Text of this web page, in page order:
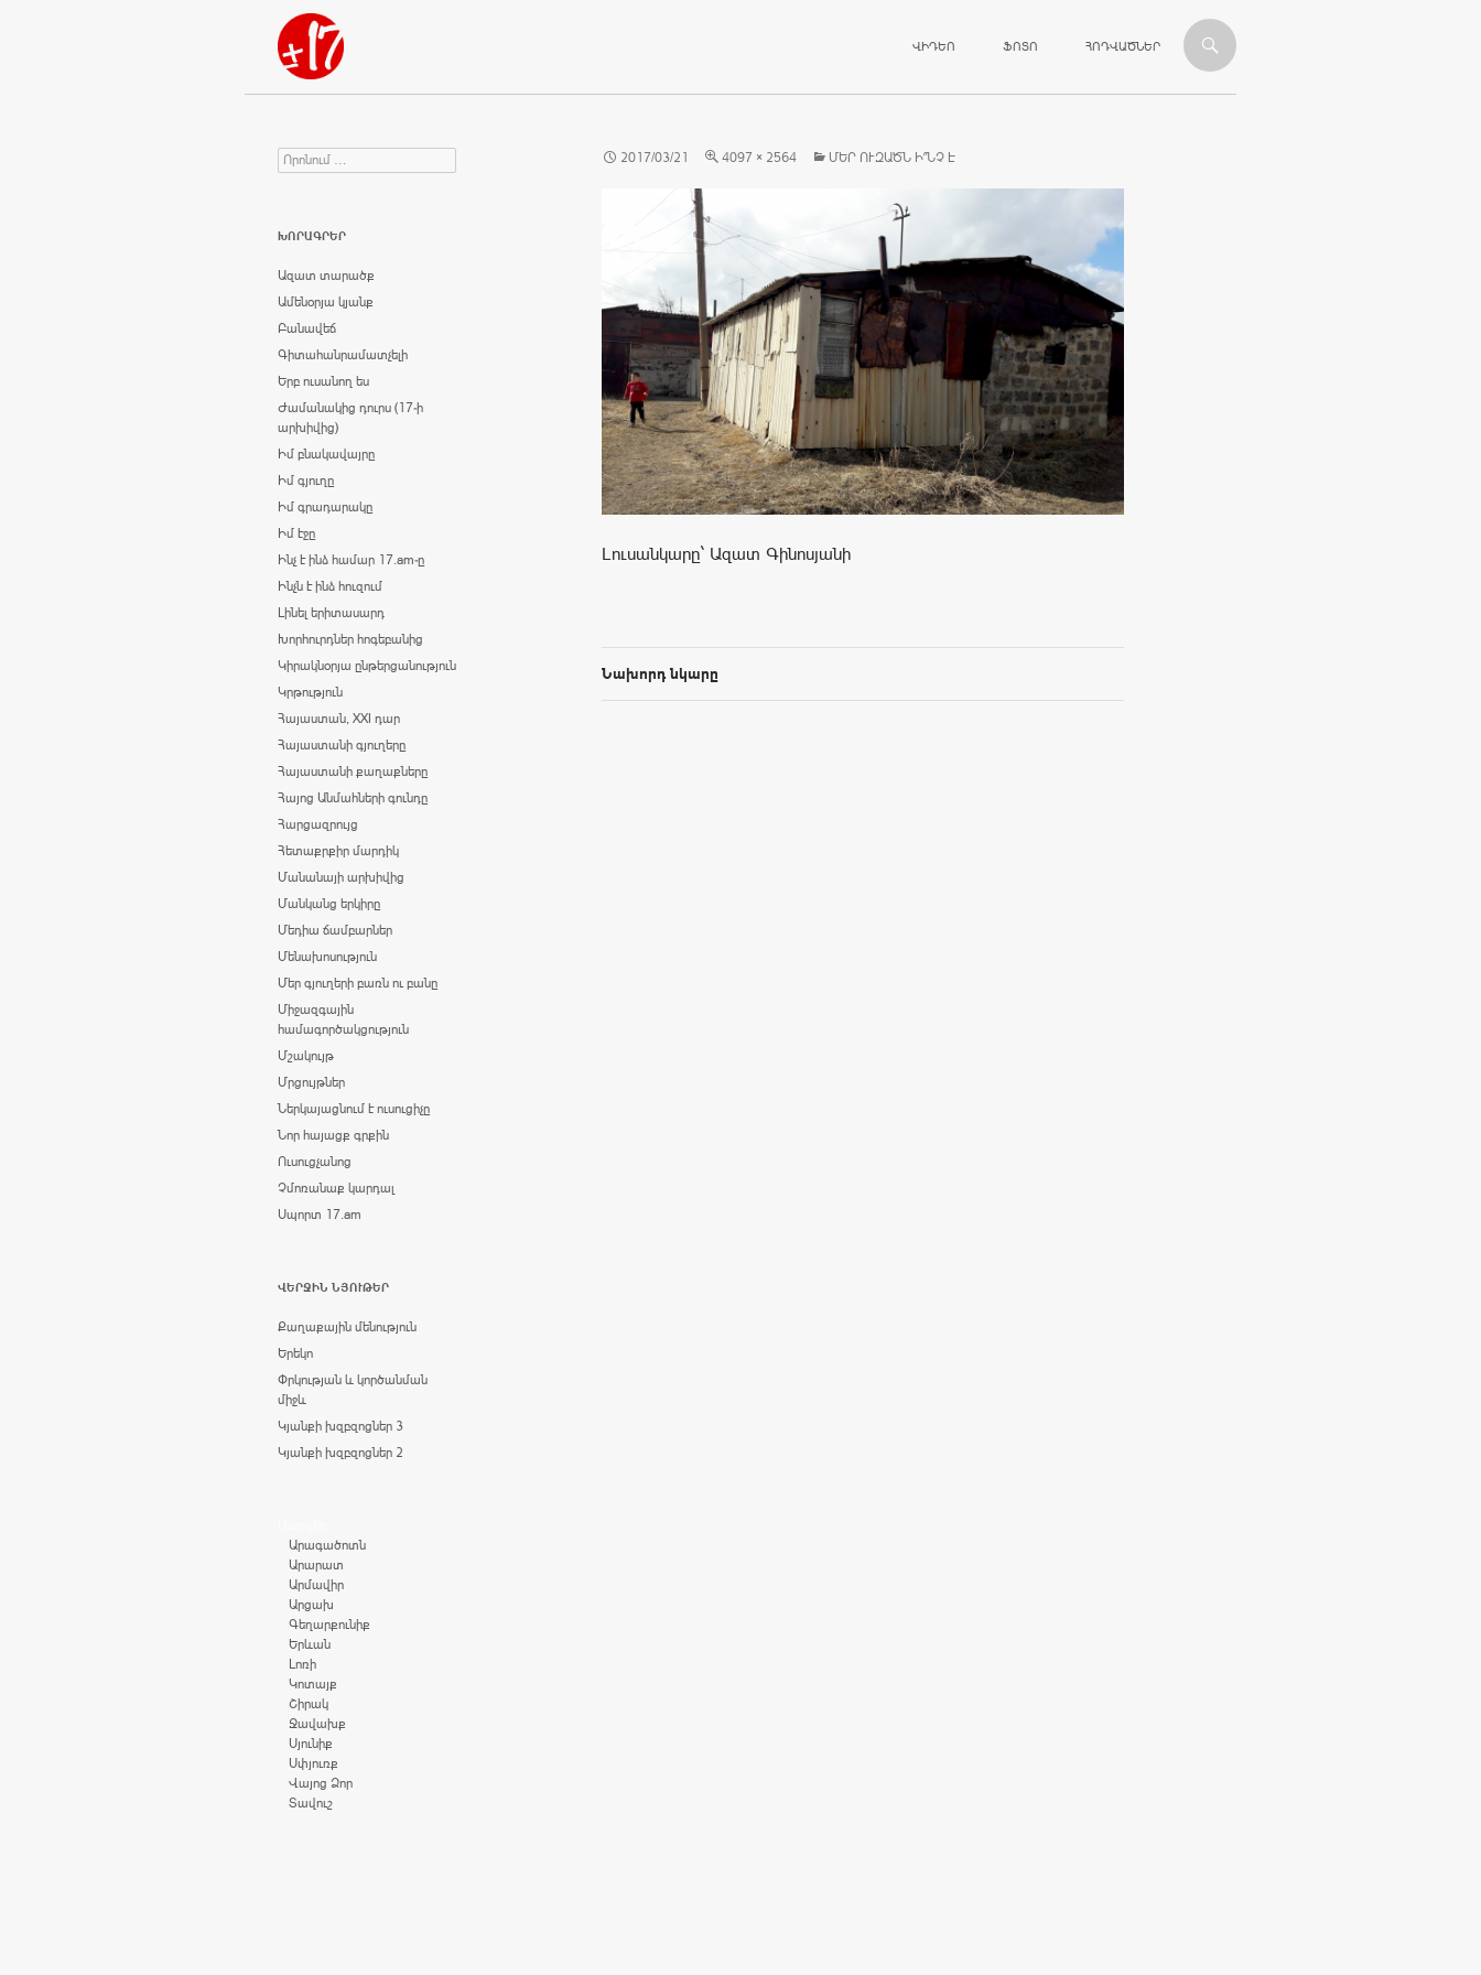
Որոնում
ՎԻԴԵՈ ՖՈՏՈ ՀՈԴՎԱԾՆԵՐ
2017/03/21 4097 × 2564 ՄԵՐ ՈՒԶԱԾՆ Ի՞ՆՉ Է
Լուսանկարը` Ազատ Գինոսյանի
Նախորդ նկարը
Search for:
ԽՈՐԱԳՐԵՐ
Ազատ տարածք
Ամենօրյա կյանք
Բանավեճ
Գիտահանրամատչելի
Երբ ուսանող ես
Ժամանակից դուրս (17-ի
արխիվից)
Իմ բնակավայրը
Իմ գյուղը
Իմ գրադարակը
Իմ էջը
Ինչ է ինձ համար 17.am-ը
Ինչն է ինձ հուզում
Լինել երիտասարդ
Խորհուրդներ հոգեբանից
Կիրակնօրյա ընթերցանություն
Կրթություն
Հայաստան, XXI դար
Հայաստանի գյուղերը
Հայաստանի քաղաքները
Հայոց Անմահների գունդը
Հարցազրույց
Հետաքրքիր մարդիկ
Մանանայի արխիվից
Մանկանց երկիրը
Մեդիա ճամբարներ
Մենախոսություն
Մեր գյուղերի բառն ու բանը
Միջազգային
համագործակցություն
Մշակույթ
Մրցույթներ
Ներկայացնում է ուսուցիչը
Նոր հայացք գրքին
Ուսուցչանոց
Չմոռանաք կարդալ
Սպորտ 17.am
ՎԵՐՋԻՆ ՆՅՈՒԹԵՐ
Քաղաքային մենություն
Երեկո
Փրկության և կործանման
միջև
Կյանքի խզբզոցներ 3
Կյանքի խզբզոցներ 2
Արագածոտն
Արարատ
Արմավիր
Արցախ
Գեղարքունիք
Երևան
Լոռի
Կոտայք
Շիրակ
Ջավախք
Սյունիք
Սփյուռք
Վայոց Ձոր
Տավուշ